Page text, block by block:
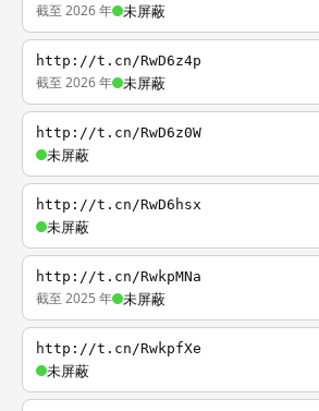
截至 2026 年 未屏蔽
http://t.cn/RwD6z4p
截至 2026 年 未屏蔽
http://t.cn/RwD6z0W
未屏蔽
http://t.cn/RwD6hsx
未屏蔽
http://t.cn/RwkpMNa
截至 2025 年 未屏蔽
http://t.cn/RwkpfXe
未屏蔽